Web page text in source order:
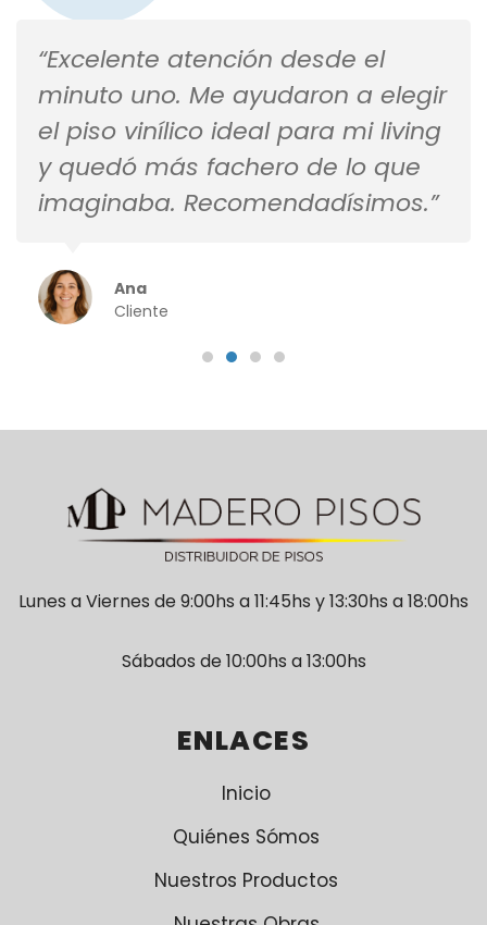
“Excelente atención desde el
minuto uno. Me ayudaron a elegir
el piso vinílico ideal para mi living
y quedó más fachero de lo que
imaginaba. Recomendadísimos.”
Ana
Cliente
Lunes a Viernes de 9:00hs a 11:45hs y 13:30hs a 18:00hs
Sábados de 10:00hs a 13:00hs
ENLACES
Inicio
Quiénes Sómos
Nuestros Productos